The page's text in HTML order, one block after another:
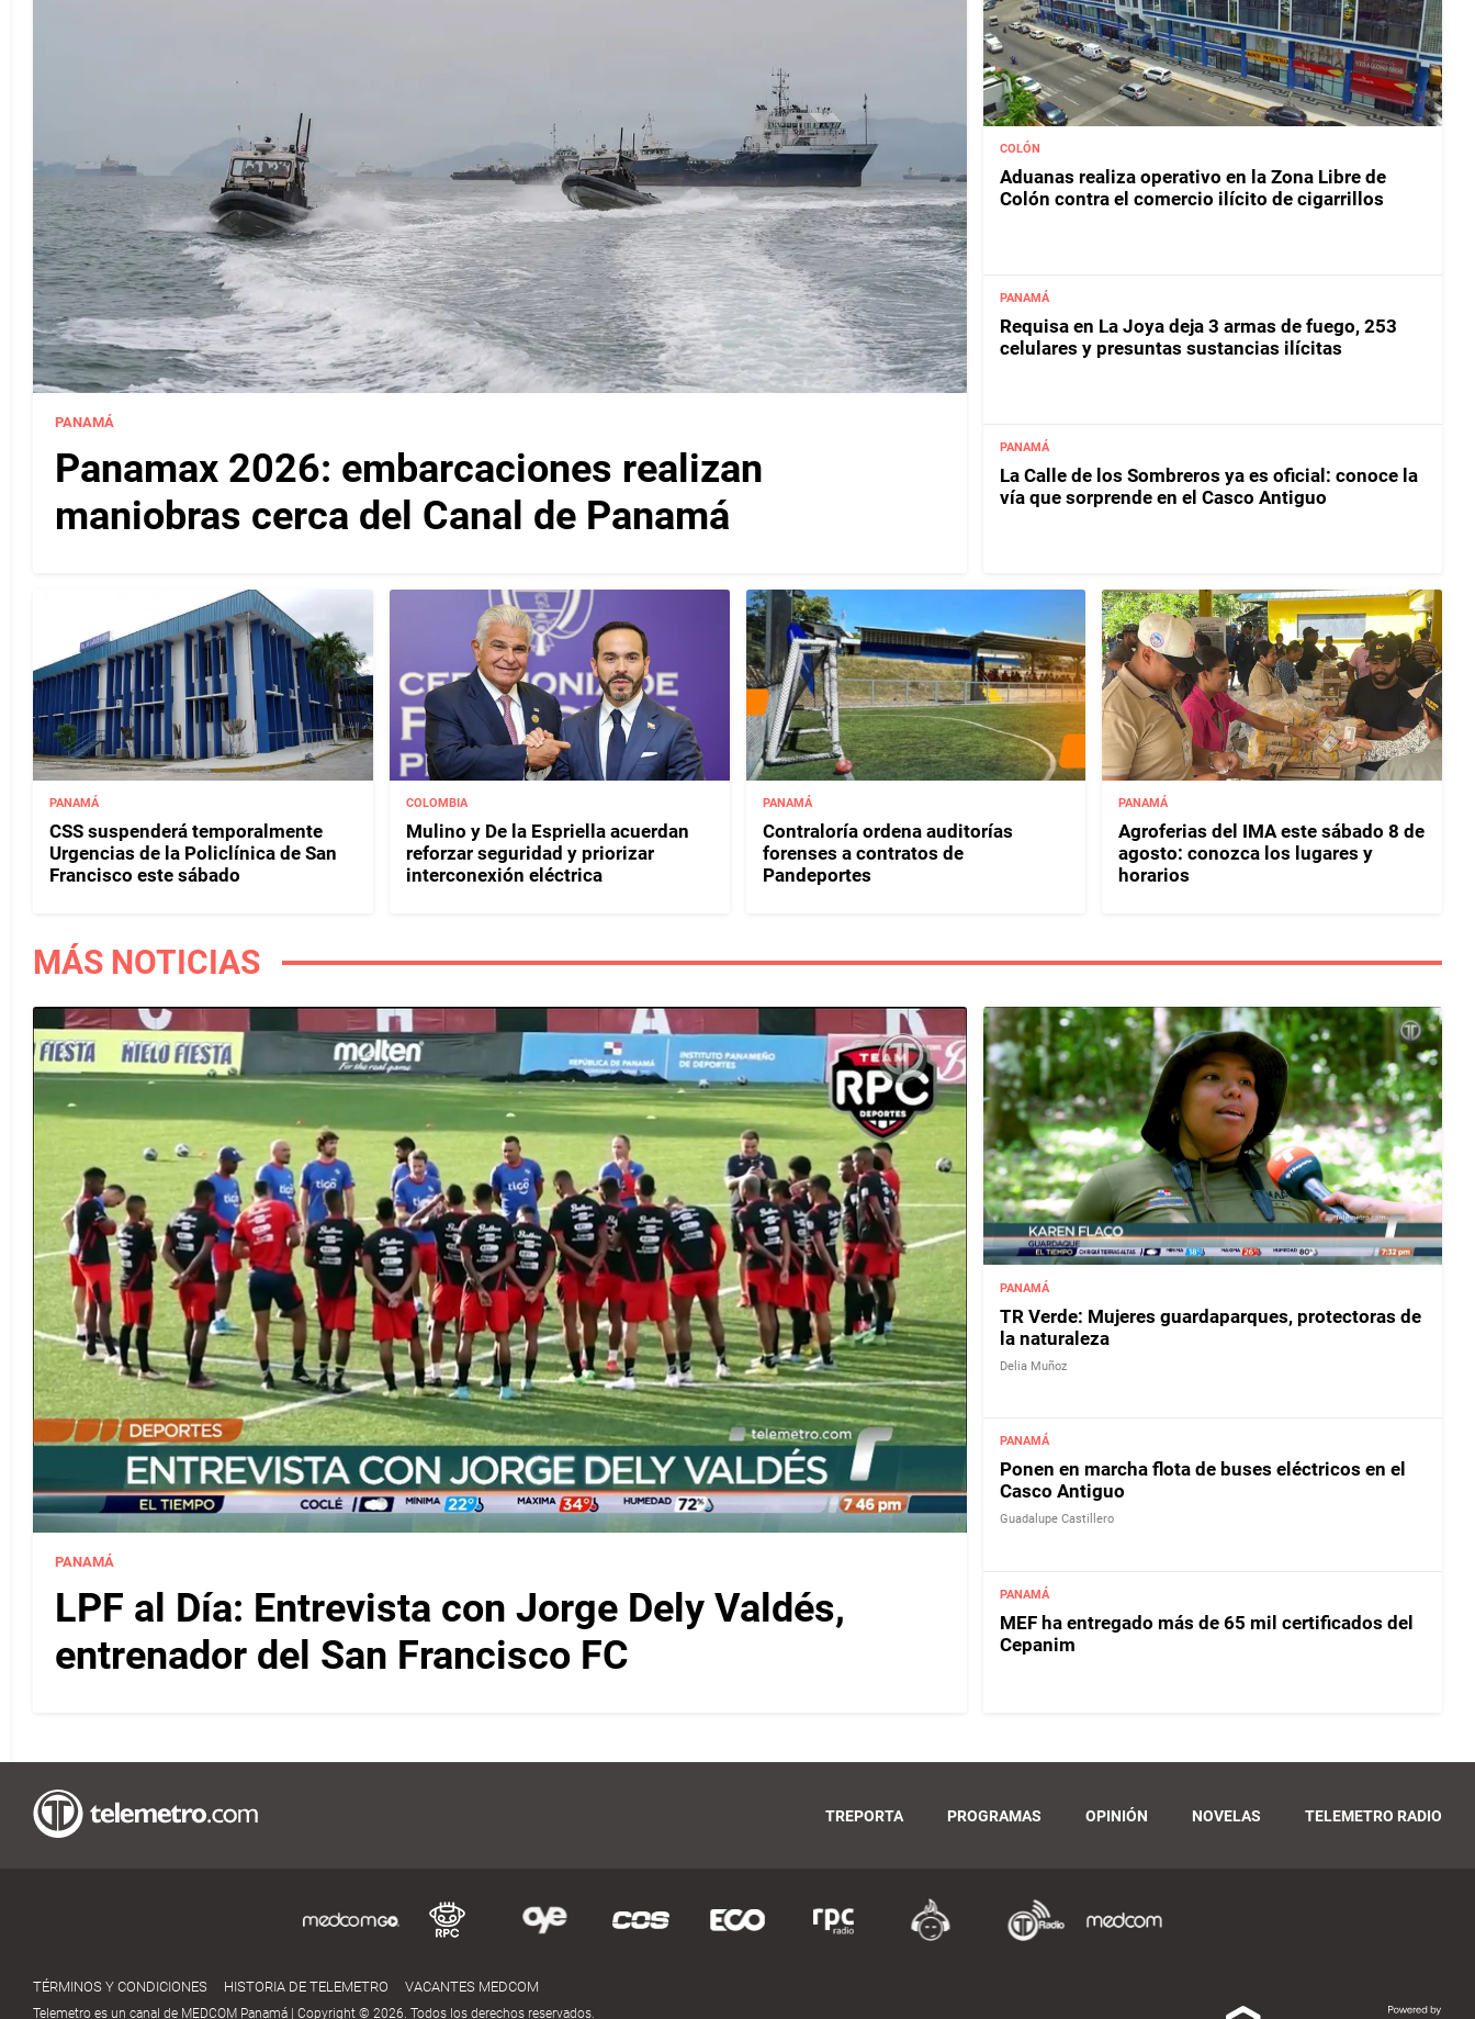
PANAMÁ
Panamax 2026: embarcaciones realizan
maniobras cerca del Canal de Panamá
COLÓN
Aduanas realiza operativo en la Zona Libre de
Colón contra el comercio ilícito de cigarrillos
PANAMÁ
Requisa en La Joya deja 3 armas de fuego, 253
celulares y presuntas sustancias ilícitas
PANAMÁ
La Calle de los Sombreros ya es oficial: conoce la
vía que sorprende en el Casco Antiguo
PANAMÁ
CSS suspenderá temporalmente
Urgencias de la Policlínica de San
Francisco este sábado
COLOMBIA
Mulino y De la Espriella acuerdan
reforzar seguridad y priorizar
interconexión eléctrica
PANAMÁ
Contraloría ordena auditorías
forenses a contratos de
Pandeportes
PANAMÁ
Agroferias del IMA este sábado 8 de
agosto: conozca los lugares y
horarios
MÁS NOTICIAS
PANAMÁ
LPF al Día: Entrevista con Jorge Dely Valdés,
entrenador del San Francisco FC
PANAMÁ
TR Verde: Mujeres guardaparques, protectoras de
la naturaleza
Delia Muñoz
PANAMÁ
Ponen en marcha flota de buses eléctricos en el
Casco Antiguo
Guadalupe Castillero
PANAMÁ
MEF ha entregado más de 65 mil certificados del
Cepanim
TREPORTA PROGRAMAS OPINIÓN NOVELAS TELEMETRO RADIO
TÉRMINOS Y CONDICIONES HISTORIA DE TELEMETRO VACANTES MEDCOM
Telemetro es un canal de MEDCOM Panamá | Copyright © 2026. Todos los derechos reservados.